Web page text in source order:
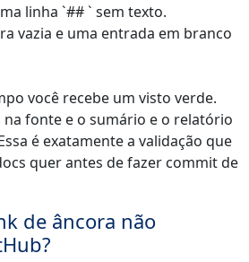
linha `## ` sem texto.
vazia e uma entrada em branco
você recebe um visto verde.
fonte e o sumário e o relatório
é exatamente a validação que
quer antes de fazer commit de
de âncora não